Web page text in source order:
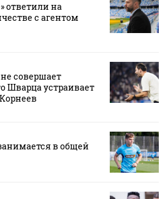
ответили на
с агентом
совершает
Шварца устраивает
в общей